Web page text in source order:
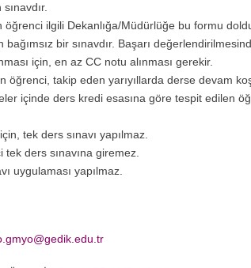
öğrenci ilgili Dekanlığa/Müdürlüğe bu formu
bir sınavdır. Başarı
için, en az CC notu alınması gerekir.
öğrenci, takip eden yarıyıllarda derse devam
içinde ders kredi esasına göre tespit edilen
tek ders sınavı yapılmaz.
tek ders sınavına giremez.
uygulaması yapılmaz.